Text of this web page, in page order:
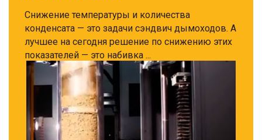
Снижение температуры и количества
конденсата — это задачи сэндвич дымоходов. А
лучшее на сегодня решение по снижению этих
показателей — это набивка ...